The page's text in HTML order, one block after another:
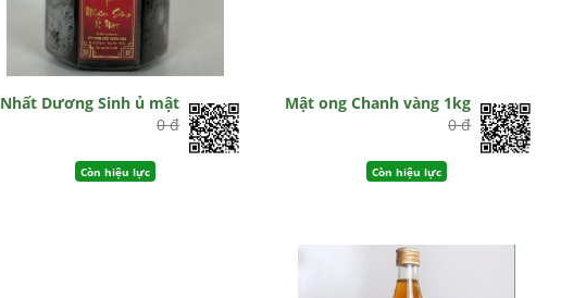
Nhất Dương Sinh ủ mật
0 đ
Còn hiệu lực
Mật ong Chanh vàng 1kg
0 đ
Còn hiệu lực